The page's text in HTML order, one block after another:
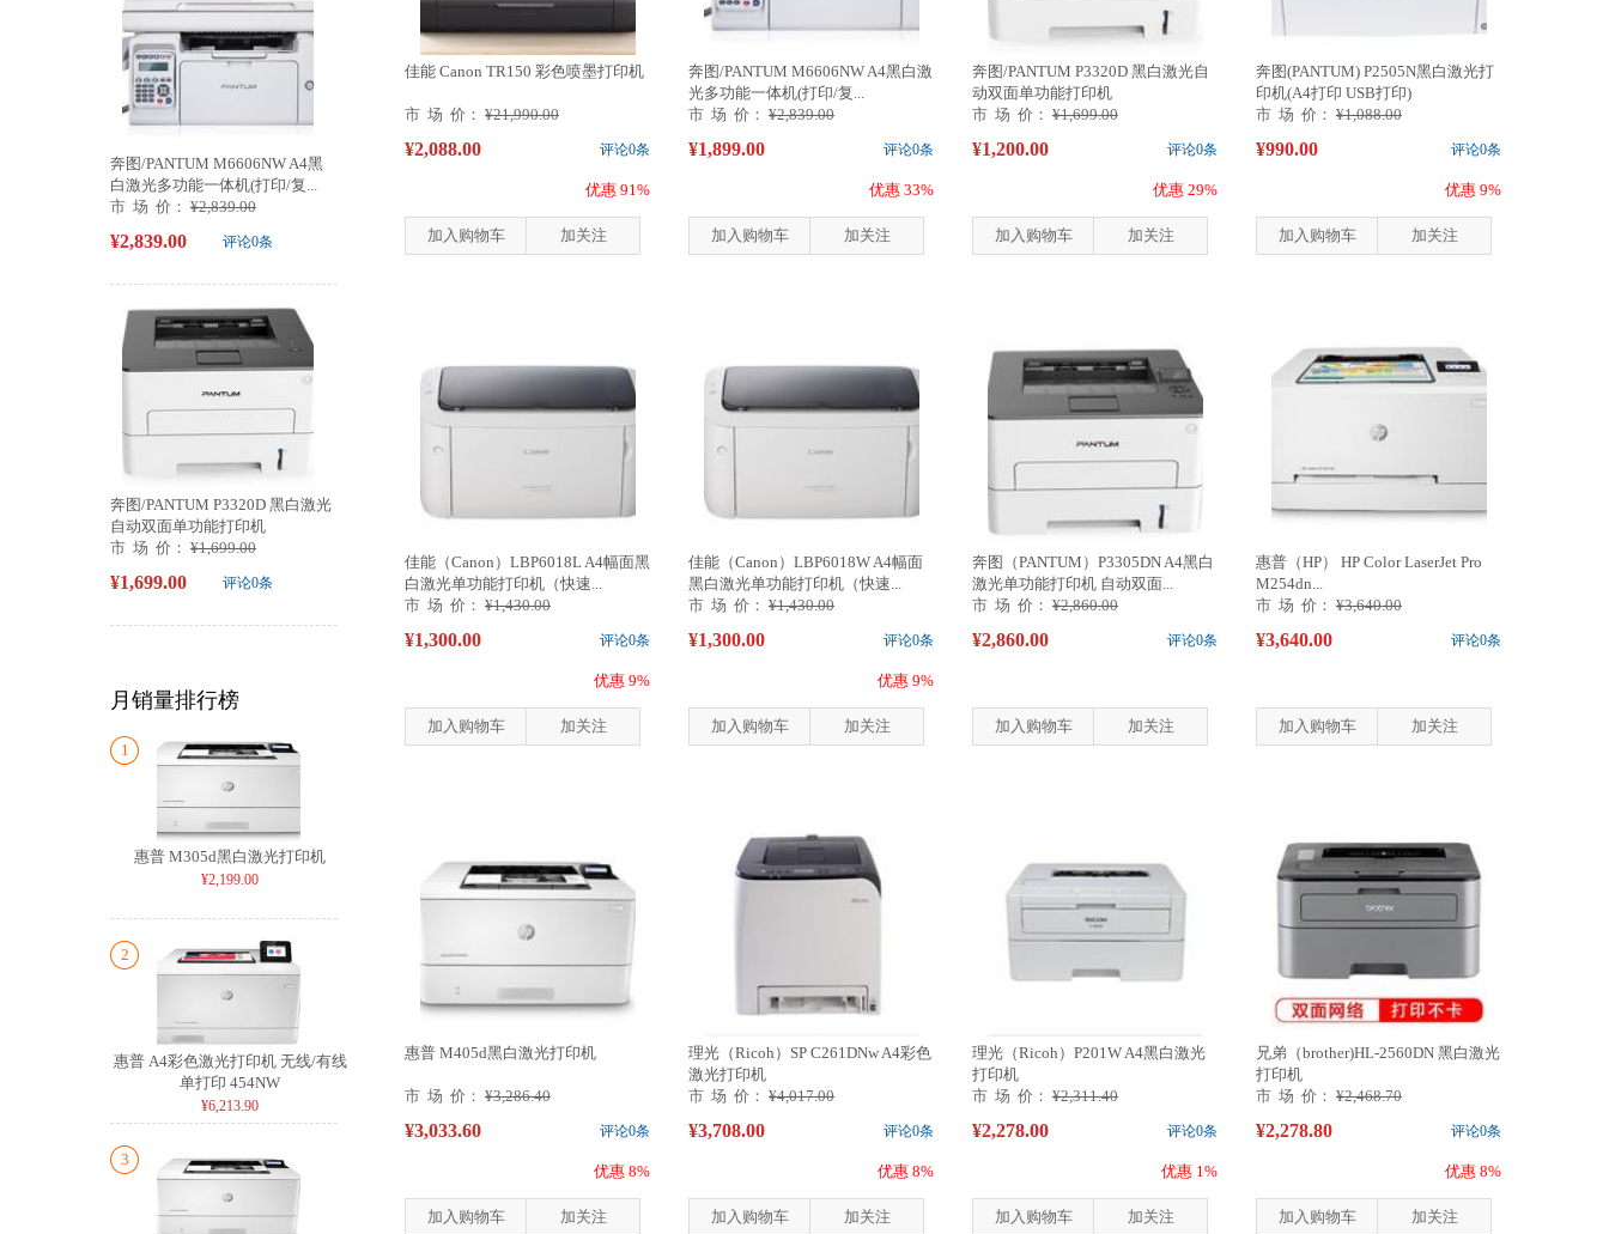
奔图/PANTUM M6606NW A4黑
白激光多功能一体机(打印/复...
市 场 价： ¥2,839.00
评论0条
¥2,839.00
奔图/PANTUM P3320D 黑白激光
自动双面单功能打印机
市 场 价： ¥1,699.00
评论0条
¥1,699.00
月销量排行榜
1
惠普 M305d黑白激光打印机
¥2,199.00
2
惠普 A4彩色激光打印机 无线/有线
单打印 454NW
¥6,213.90
3
佳能 Canon TR150 彩色喷墨打印机
市 场 价： ¥21,990.00
评论0条
¥2,088.00
优惠 91%
加入购物车 加关注
奔图/PANTUM M6606NW A4黑白激
光多功能一体机(打印/复...
市 场 价： ¥2,839.00
评论0条
¥1,899.00
优惠 33%
加入购物车 加关注
奔图/PANTUM P3320D 黑白激光自
动双面单功能打印机
市 场 价： ¥1,699.00
评论0条
¥1,200.00
优惠 29%
加入购物车 加关注
奔图(PANTUM) P2505N黑白激光打
印机(A4打印 USB打印)
市 场 价： ¥1,088.00
评论0条
¥990.00
优惠 9%
加入购物车 加关注
佳能（Canon）LBP6018L A4幅面黑
白激光单功能打印机（快速...
市 场 价： ¥1,430.00
评论0条
¥1,300.00
优惠 9%
加入购物车 加关注
佳能（Canon）LBP6018W A4幅面
黑白激光单功能打印机（快速...
市 场 价： ¥1,430.00
评论0条
¥1,300.00
优惠 9%
加入购物车 加关注
奔图（PANTUM）P3305DN A4黑白
激光单功能打印机 自动双面...
市 场 价： ¥2,860.00
评论0条
¥2,860.00
加入购物车 加关注
惠普（HP） HP Color LaserJet Pro
M254dn...
市 场 价： ¥3,640.00
评论0条
¥3,640.00
加入购物车 加关注
惠普 M405d黑白激光打印机
市 场 价： ¥3,286.40
评论0条
¥3,033.60
优惠 8%
加入购物车 加关注
理光（Ricoh）SP C261DNw A4彩色
激光打印机
市 场 价： ¥4,017.00
评论0条
¥3,708.00
优惠 8%
加入购物车 加关注
理光（Ricoh）P201W A4黑白激光
打印机
市 场 价： ¥2,311.40
评论0条
¥2,278.00
优惠 1%
加入购物车 加关注
兄弟（brother)HL-2560DN 黑白激光
打印机
市 场 价： ¥2,468.70
评论0条
¥2,278.80
优惠 8%
加入购物车 加关注